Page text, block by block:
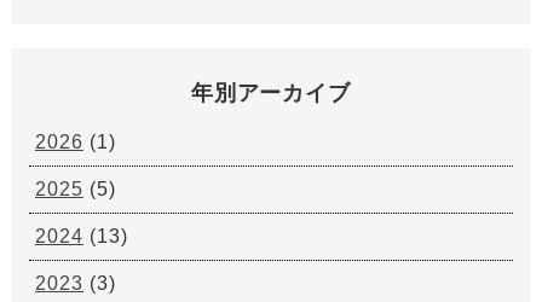
年別アーカイブ
2026 (1)
2025 (5)
2024 (13)
2023 (3)